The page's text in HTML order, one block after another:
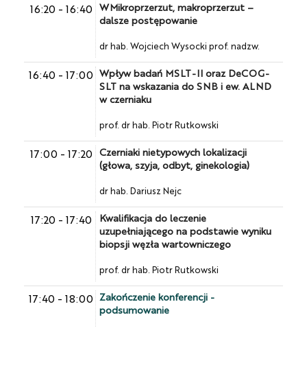
16:20 - 16:40
WMikroprzerzut, makroprzerzut –
dalsze postępowanie
dr hab. Wojciech Wysocki prof. nadzw.
16:40 - 17:00 Wpływ badań MSLT-II oraz DeCOG-
SLT na wskazania do SNB i ew. ALND
w czerniaku
prof. dr hab. Piotr Rutkowski
17:00 - 17:20
Czerniaki nietypowych lokalizacji
(głowa, szyja, odbyt, ginekologia)
dr hab. Dariusz Nejc
17:20 - 17:40
Kwalifikacja do leczenie
uzupełniającego na podstawie wyniku
biopsji węzła wartowniczego
prof. dr hab. Piotr Rutkowski
17:40 - 18:00
Zakończenie konferencji -
podsumowanie